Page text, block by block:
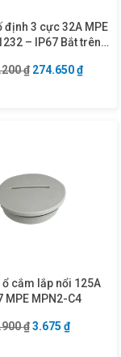
₫.
định 3 cực 32A MPE
– IP67 Bắt trên
₫ Giá gốc là:
274.650₫Giá
₫.
ổ cắm lắp nổi 125A
MPE MPN2-C4
₫ Giá gốc là: 4.900
3.675 ₫Giá hiện